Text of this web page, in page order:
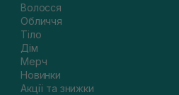
Волосся
Обличчя
Тіло
Дім
Мерч
Новинки
Акції та знижки